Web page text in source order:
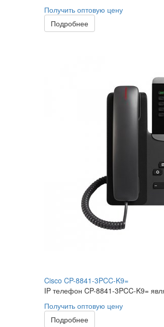
Получить оптовую цену
Подробнее
Cisco CP-8841-3PCC-K9=
IP телефон CP-8841-3PCC-K9=
Получить оптовую цену
Подробнее